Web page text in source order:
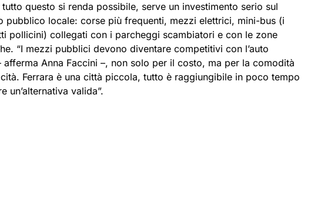
questo si renda possibile, serve un investimento serio sul
pubblico locale: corse più frequenti, mezzi elettrici, mini-bus (i
pollicini) collegati con i parcheggi scambiatori e con le zone
“I mezzi pubblici devono diventare competitivi con l’auto
afferma Anna Faccini –, non solo per il costo, ma per la comodità
Ferrara è una città piccola, tutto è raggiungibile in poco tempo
un’alternativa valida”.